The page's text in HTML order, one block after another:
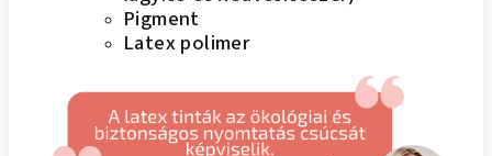
Pigment
Latex polimer